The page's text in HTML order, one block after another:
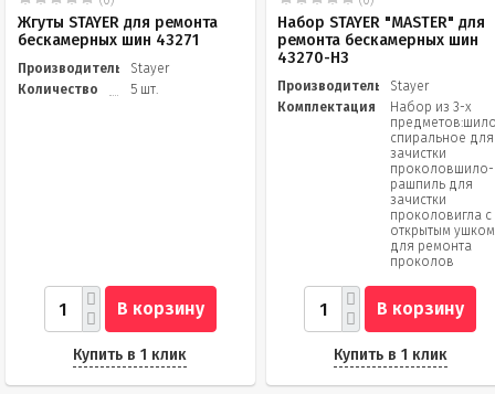
Жгуты STAYER для ремонта
бескамерных шин 43271
Производитель
Stayer
Количество
5 шт.
В корзину
Купить в 1 клик
Набор STAYER "MASTER" для
ремонта бескамерных шин
43270-H3
Производитель
Stayer
Комплектация
Набор из 3-х
спиральное для
зачистки
проколовшило-
рашпиль для
зачистки
проколовигла с
открытым ушком
для ремонта
проколов
В корзину
Купить в 1 клик